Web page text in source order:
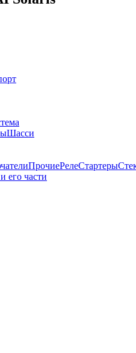
Шасси
ПрочиеРелеСтартеры
его части